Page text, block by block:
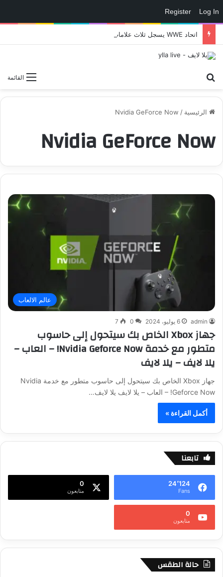
Log In
Register
القائمة
الرئيسية /
Nvidia GeForce Now
Nvidia GeForce Now
عالم الالعاب
admin 6 يوليو، 2024 0
7
جهاز Xbox الخاص بك سيتحول إلى حاسوب
متطور مع خدمة Nvidia Geforce Now! – العاب –
يلا لايف – يلا لايف
جهاز Xbox الخاص بك سيتحول إلى حاسوب متطور مع خدمة Nvidia
Geforce Now! – العاب – يلا لايف يلا لايف…
أكمل القراءة »
تابعنا
24٬124
Fans
0
متابعون
0
متابعون
حالة الطقس